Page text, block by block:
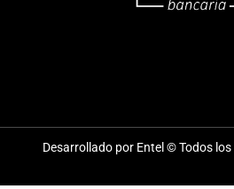
Desarrollado por Entel © Todos